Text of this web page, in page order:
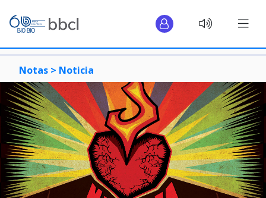
Notas > Noticia